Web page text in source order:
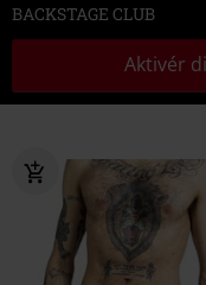
BACKSTAGE CLUB
Aktivér